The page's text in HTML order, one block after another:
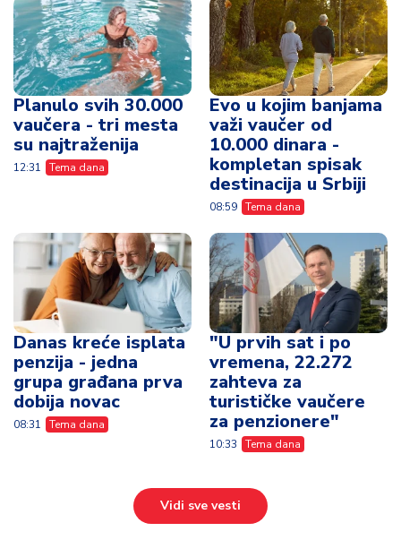
Planulo svih 30.000
vaučera - tri mesta
su najtraženija
12:31 Tema dana
Evo u kojim banjama
važi vaučer od
10.000 dinara -
kompletan spisak
destinacija u Srbiji
08:59 Tema dana
Danas kreće isplata
penzija - jedna
grupa građana prva
dobija novac
08:31 Tema dana
"U prvih sat i po
vremena, 22.272
zahteva za
turističke vaučere
za penzionere"
10:33 Tema dana
Vidi sve vesti